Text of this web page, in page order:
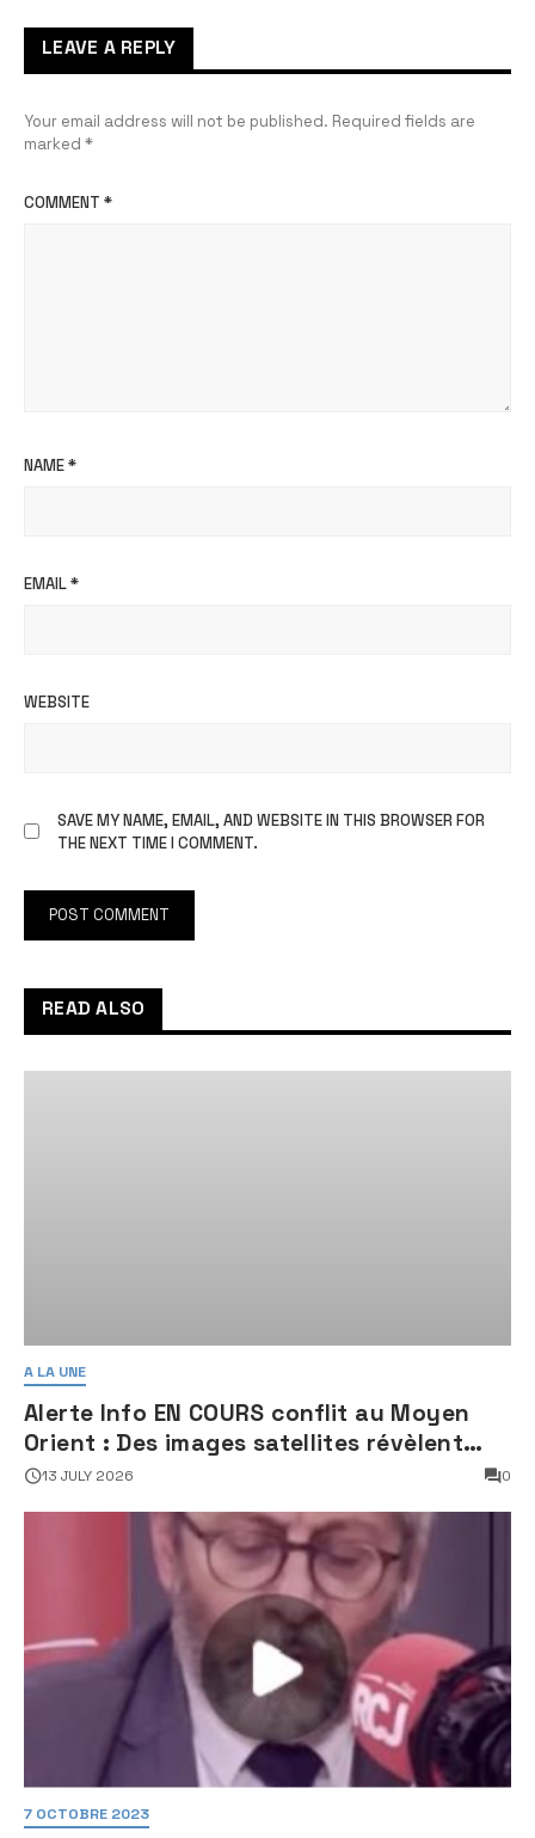
LEAVE A REPLY
Your email address will not be published. Required fields are
marked *
COMMENT *
NAME*
EMAIL*
WEBSITE
SAVE MY NAME, EMAIL, AND WEBSITE IN THIS BROWSER FOR
THE NEXT TIME I COMMENT.
READ ALSO
A LA UNE
Alerte Info EN COURS conflit au Moyen
Orient : Des images satellites révèlent
une activité jugée « inquiétante » sur
13 JULY 2026 0
7 OCTOBRE 2023